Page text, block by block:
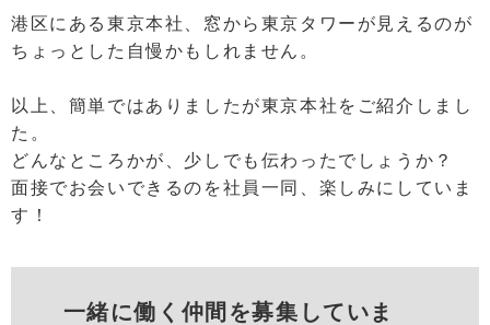
港区にある東京本社、窓から東京タワーが見えるのが
ちょっとした自慢かもしれません。
以上、簡単ではありましたが東京本社をご紹介しまし
た。
どんなところかが、少しでも伝わったでしょうか？
面接でお会いできるのを社員一同、楽しみにしていま
す！
一緒に働く仲間を募集していま